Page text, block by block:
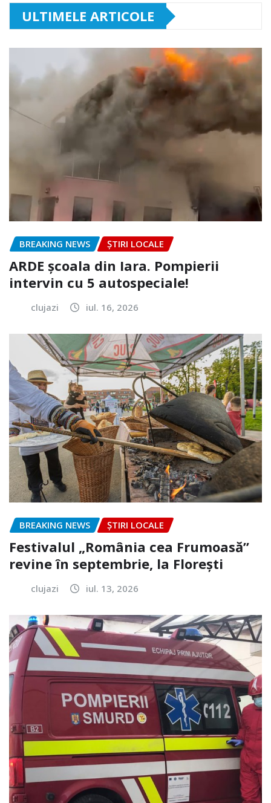
ULTIMELE ARTICOLE
BREAKING NEWS ȘTIRI LOCALE
ARDE școala din Iara. Pompierii
intervin cu 5 autospeciale!
clujazi iul. 16, 2026
BREAKING NEWS ȘTIRI LOCALE
Festivalul „România cea Frumoasă”
revine în septembrie, la Florești
clujazi iul. 13, 2026